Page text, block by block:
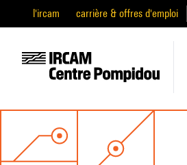
l'ircam carrière & offres d'emploi